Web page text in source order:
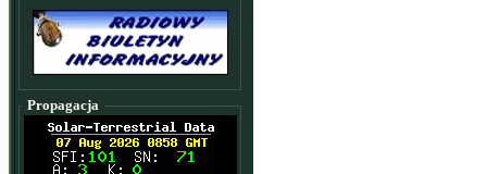
Propagacja